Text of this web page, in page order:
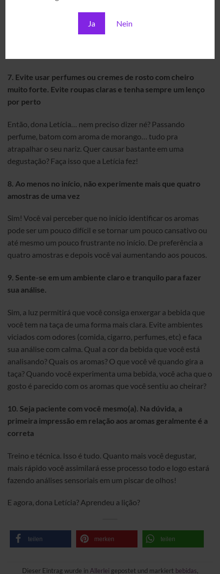
Ja Nein
7. Evite usar perfumes ou cremes de rosto com cheiro
muito forte. Evite roupas claras e tenha sempre um lenço
por perto
Então, dona Letícia… nem preciso dizer né? Passando
perfume, batom com aroma de morango… tudo pra
atrapalhar o seu nariz. Quer causar bastante em uma
degustação? Faça isso que a Letícia fez!
8. Ao menos no início, não experimente mais que quatro
amostras de uma vez
Sim! Você vai perceber que no início identificar os aromas
pode ser um pouco difícil e se tornar um pouco cansativo ou
até mesmo um pouco frustrante no início. De preferência a
quatro amostras e depois você vai aumentando aos poucos.
9. Sente-se em um ambiente claro e tranquilo para fazer
sua análise.
Sim, a luz permitirá que você consiga enxergar a bebida que
você tem na taça de uma forma mais clara. Evite ambientes
viciados com odores (comida, cigarro, perfumes, etc) e faca
sua análise com calma. Qual a cor da bebida que você está
analisando? Quais os aromas? O que você vê quando gira a
taça? Quando você experimenta uma bebida, você acha que o
gosto é parecido com os aromas que você sentiu ao cheirar?
10. Seja paciente com você mesmo(a). Na dúvida, a
primeira impressão em relação aos aromas geralmente é a
correta
Treino e técnica. Isso é tudo. Quanto mais você degustar,
mais rápido você assimilará esse processo todo e logo estará
fazendo análises sensoriais em um piscar de olhos!
E agora, dona Letícia? Aprendeu a lição?
teilen merken teilen
Dieser Eintrag wurde in Allerlei gepostet und markiert bebidas,